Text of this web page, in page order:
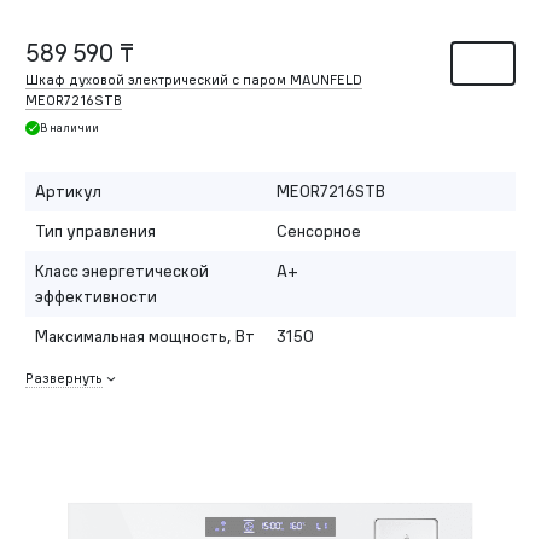
589 590 ₸
Шкаф духовой электрический с паром MAUNFELD
MEOR7216STB
В наличии
Артикул
MEOR7216STB
Тип управления
Сенсорное
Класс энергетической
эффективности
A+
Максимальная мощность, Вт 3150
Развернуть